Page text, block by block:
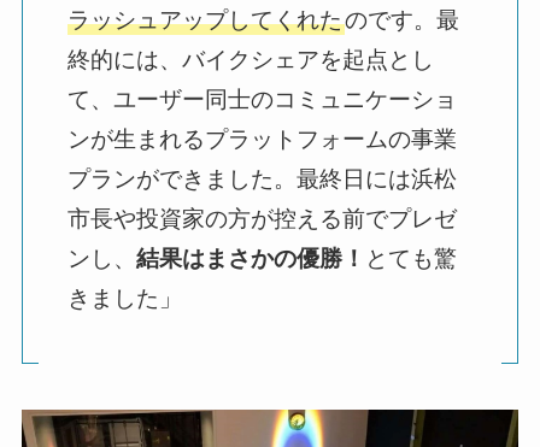
ラッシュアップしてくれたのです。最
終的には、バイクシェアを起点とし
て、ユーザー同士のコミュニケーショ
ンが生まれるプラットフォームの事業
プランができました。最終日には浜松
市長や投資家の方が控える前でプレゼ
ンし、 結果はまさかの優勝！ とても驚
きました」